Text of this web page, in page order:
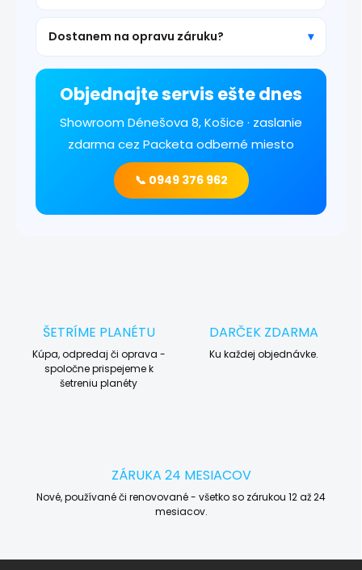
Dostanem na opravu záruku?
Objednajte servis ešte dnes
Showroom Dénešova 8, Košice · zaslanie
zdarma cez Packeta odberné miesto
📞 0949 376 962
ŠETRÍME PLANÉTU
Kúpa, odpredaj či oprava -
spoločne prispejeme k
šetreniu planéty
DARČEK ZDARMA
Ku každej objednávke.
ZÁRUKA 24 MESIACOV
Nové, používané či renovované - všetko so zárukou 12 až 24
mesiacov.